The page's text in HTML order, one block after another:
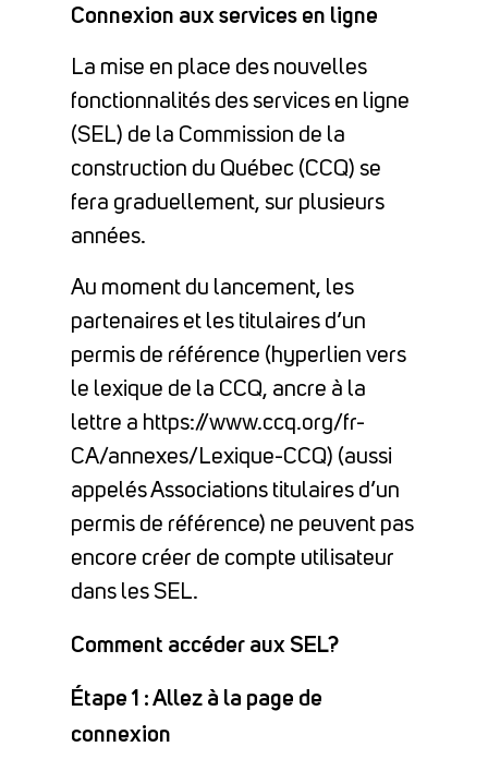
Connexion aux services en ligne
La mise en place des nouvelles
fonctionnalités des services en ligne
(SEL) de la Commission de la
construction du Québec (CCQ) se
fera graduellement, sur plusieurs
années.
Au moment du lancement, les
partenaires et les titulaires d’un
permis de référence (hyperlien vers
le lexique de la CCQ, ancre à la
lettre a https://www.ccq.org/fr-
CA/annexes/Lexique-CCQ) (aussi
appelés Associations titulaires d’un
permis de référence) ne peuvent pas
encore créer de compte utilisateur
dans les SEL.
Comment accéder aux SEL?
Étape 1 : Allez à la page de
connexion